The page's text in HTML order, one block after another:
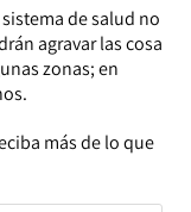
de salud no
agravar las cosa
zonas; en
más de lo que